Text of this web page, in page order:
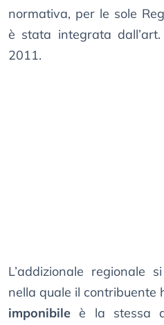
normativa, per le sole
è stata integrata
2011.
L’addizionale regionale
nella quale il contribuente
imponibile è la stessa